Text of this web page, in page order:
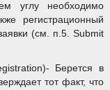
углу необходимо
регистрационный
(см. п.5. Submit
Берется в
тот факт, что